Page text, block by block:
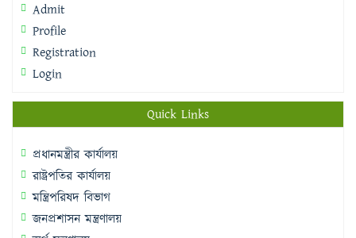
Admit
Profile
Registration
Login
Quick Links
প্রধানমন্ত্রীর কার্যালয়
রাষ্ট্রপতির কার্যালয়
মন্ত্রিপরিষদ বিভাগ
জনপ্রশাসন মন্ত্রণালয়